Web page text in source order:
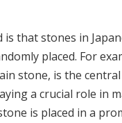
is that stones in
placed. For
stone, is the
a crucial role in
is placed in a